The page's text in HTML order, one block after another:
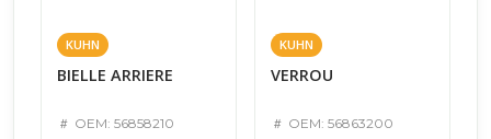
KUHN
BIELLE ARRIERE
OEM: 56858210
KUHN
VERROU
OEM: 56863200